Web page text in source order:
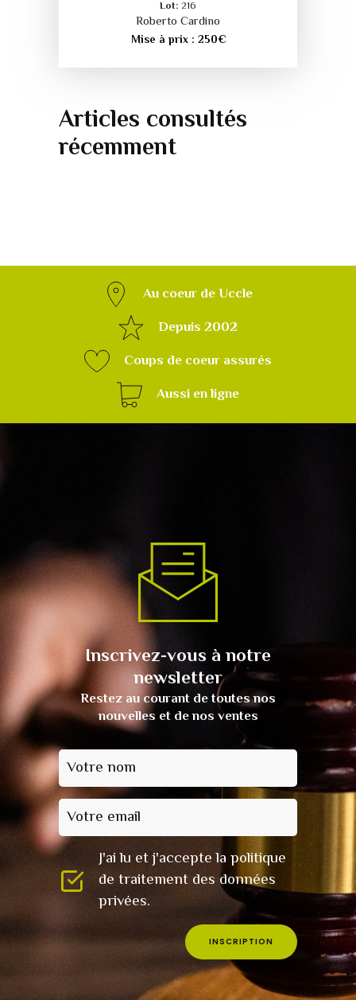
Lot: 216
Roberto Cardino
Mise à prix : 250€
Articles consultés
récemment
Au coeur de Uccle
Depuis 2002
Coups de coeur assurés
Aussi en ligne
Inscrivez-vous à notre
newsletter
Restez au courant de toutes nos
nouvelles et de nos ventes
Votre nom
Votre email
J'ai lu et j'accepte la politique
de traitement des données
privées.
INSCRIPTION